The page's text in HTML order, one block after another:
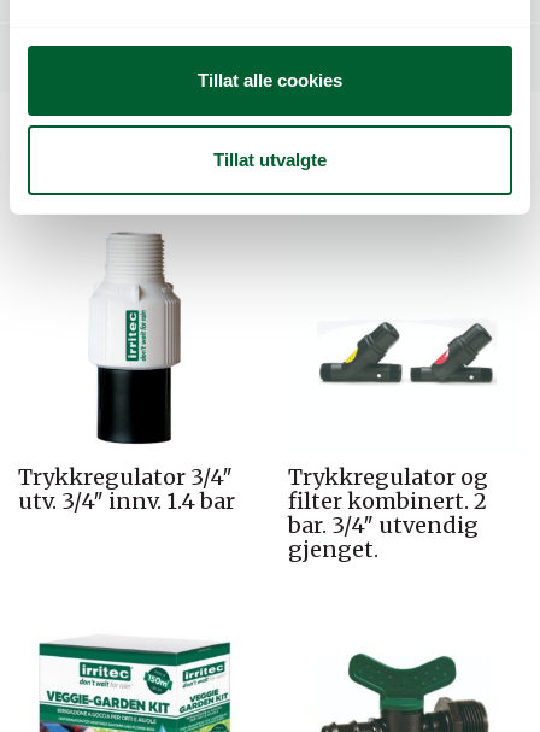
Tillat alle cookies
Tillat utvalgte
Relaterte produkter
Kunder så også på
Trykkregulator 3/4″
utv. 3/4″ innv. 1.4 bar
Trykkregulator og
filter kombinert. 2
bar. 3/4″ utvendig
gjenget.